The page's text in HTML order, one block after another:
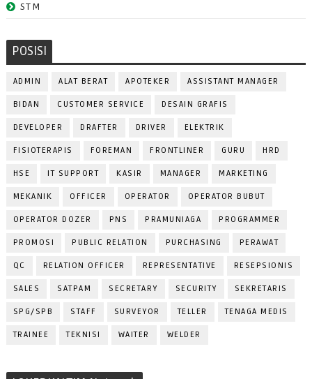
STM
POSISI
ADMIN ALAT BERAT APOTEKER ASSISTANT MANAGER
BIDAN CUSTOMER SERVICE DESAIN GRAFIS
DEVELOPER DRAFTER DRIVER ELEKTRIK
FISIOTERAPIS FOREMAN FRONTLINER GURU HRD
HSE IT SUPPORT KASIR MANAGER MARKETING
MEKANIK OFFICER OPERATOR OPERATOR BUBUT
OPERATOR DOZER PNS PRAMUNIAGA PROGRAMMER
PROMOSI PUBLIC RELATION PURCHASING PERAWAT
QC RELATION OFFICER REPRESENTATIVE RESEPSIONIS
SALES SATPAM SECRETARY SECURITY SEKRETARIS
SPG/SPB STAFF SURVEYOR TELLER TENAGA MEDIS
TRAINEE TEKNISI WAITER WELDER